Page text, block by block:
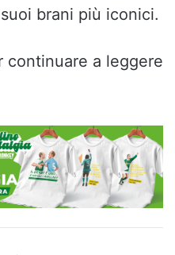
brani più iconici.
continuare a leggere